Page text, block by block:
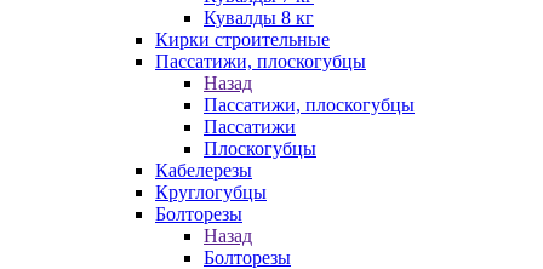
Кувалды 8 кг
Кирки строительные
Пассатижи, плоскогубцы
Назад
Пассатижи, плоскогубцы
Пассатижи
Плоскогубцы
Кабелерезы
Круглогубцы
Болторезы
Назад
Болторезы